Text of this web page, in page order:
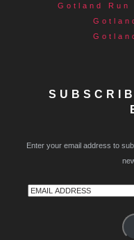
Gotland
Enter your email address to
Email